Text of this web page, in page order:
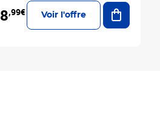
,99€ Voir l'offre
Ajouter